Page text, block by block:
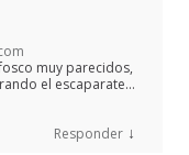
muy parecidos,
el escaparate…
Responder ↓